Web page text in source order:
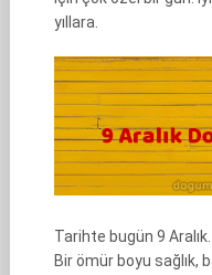
yıllara.
Tarihte bugün 9
Bir ömür boyu sağlık,